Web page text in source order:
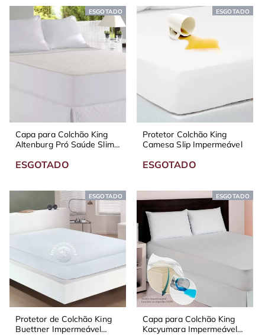
ESGOTADO
Capa para Colchão King
Altenburg Pró Saúde Slim
ESGOTADO
ESGOTADO
Protetor Colchão King
Camesa Slip Impermeável
ESGOTADO
ESGOTADO
Protetor de Colchão King
Buettner Impermeável
ESGOTADO
Capa para Colchão King
Kacyumara Impermeável